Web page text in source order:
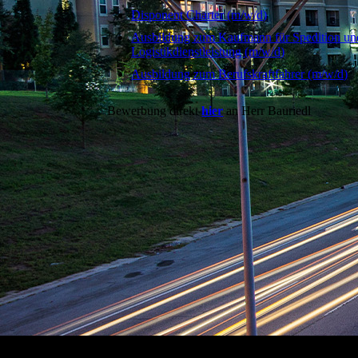
Disponent Charter (m/w/d)
Ausbildung zum Kaufmann für Spedition
Logistikdienstleistung (m/w/d)
Ausbildung zum Berufskraftfahrer (m/w/d)
Bewerbung direkthieran Herr Bauriedl